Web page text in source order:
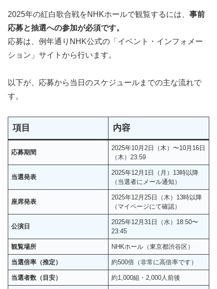
の）
忘れがちな注意点
入場を確実にするための事前確認
「同伴者に関するルール【知らないと入場できませ
同伴者に関する主なルール
「チケットの転売・譲渡は禁止されています【違反＝
禁止されている行為
なぜ禁止なのか？
観覧を希望するなら、正しい手順を守りましょう
違反が発覚した場合のペナルティ
観覧を失わないために守るべきルール
「落選した場合にできること【次のチャンスをつかむ
ために】」
紅白リハーサル観覧【本番直前の臨場感を体験】
音楽番組・公開収録への参加【紅白出演者に会える
可能性も】
応募歴が“信頼につながる”可能性も
2025年の紅白歌合戦をNHKホールで観覧するには、 事前
応募と抽選への参加が必須です。
応募は、例年通りNHK公式の「イベント・インフォメー
ション」サイトから行います。
以下が、応募から当日のスケジュールまでの主な流れで
す。
項目 内容
応募期間
2025年10月2日（木）〜10月16日
（木）23:59
当選発表
2025年12月1日（月）13時以降
（当選者にメール通知）
座席発表
2025年12月25日（木）13時以降
（マイページにて確認）
公演日
2025年12月31日（水）18:50〜
23:45
観覧場所 NHKホール（東京都渋谷区）
当選倍率（推定） 約500倍（非常に高倍率です）
当選者数（目安） 約1,000組・2,000人前後